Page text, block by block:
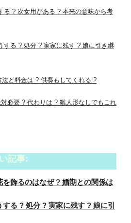
る ? 次女用がある ? 本来の意味から考
する ? 処分 ? 実家に残す ? 娘に引き継
と料金は ? 供養もしてくれる ?
必要 ? 代わりは ? 雛人形なしでもこれ
記事:
飾るのはなぜ ? 婚期との関係は
る ? 処分 ? 実家に残す ? 娘に引